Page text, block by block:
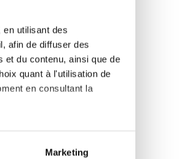
en utilisant des
afin de diffuser des
et du contenu, ainsi que de
quant à l'utilisation de
en consultant la
à plusieurs mètres près
Marketing